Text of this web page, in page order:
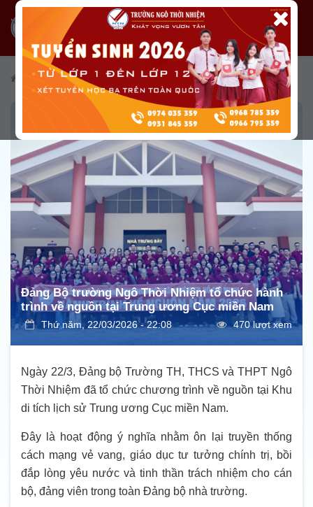
Giới thiệu/Tổ chức Đoàn thể / Đảng Bộ
Đảng Bộ trường Ngô Thời Nhiệm tổ chức hành
trình về nguồn tại Trung ương Cục miền Nam
Thứ năm, 22/03/2026 - 22:08 470 lượt xem
Ngày 22/3, Đảng bộ Trường TH, THCS và THPT Ngô
Thời Nhiệm đã tổ chức chương trình về nguồn tại Khu
di tích lịch sử Trung ương Cục miền Nam.
Đây là hoạt động ý nghĩa nhằm ôn lại truyền thống
cách mạng vẻ vang, giáo dục tư tưởng chính trị, bồi
đắp lòng yêu nước và tinh thần trách nhiệm cho cán
bộ, đảng viên trong toàn Đảng bộ nhà trường.